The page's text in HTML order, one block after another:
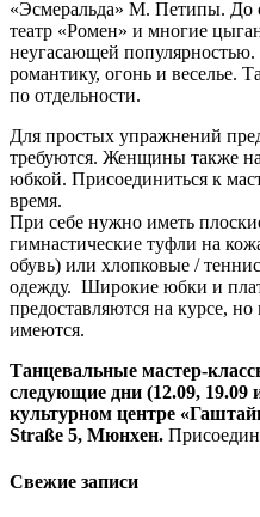
«Эсмеральда» М. Петипы. До
театр «Ромен» и многие
неугасающей
романтику, огонь и веселье.
по отдельности.
Для простых упражнений
требуются. Женщины также
юбкой. Присоединиться к
время.
При себе нужно иметь
гимнастические туфли на
обувь) или хлопковые /
одежду. Широкие юбки и
предоставляются на курсе,
имеются.
Танцевальные мастер-
следующие дни (12.09, 19.09
культурном центре
Straße 5, Мюнхен.
Свежие записи